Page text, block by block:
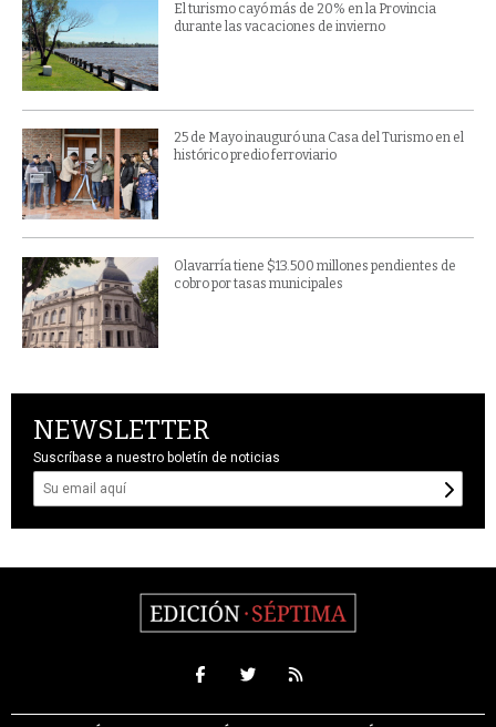
El turismo cayó más de 20% en la Provincia
durante las vacaciones de invierno
25 de Mayo inauguró una Casa del Turismo en el
histórico predio ferroviario
Olavarría tiene $13.500 millones pendientes de
cobro por tasas municipales
NEWSLETTER
Suscríbase a nuestro boletín de noticias